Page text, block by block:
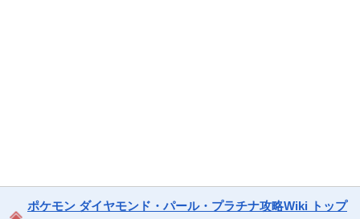
ポケモン ダイヤモンド・パール・プラチナ攻略Wiki トップ